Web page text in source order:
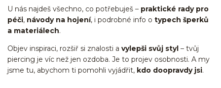
U nás najdeš všechno, co potřebuješ – praktické rady pro
péči, návody na hojení, i podrobné info o typech šperků
a materiálech.
Objev inspiraci, rozšiř si znalosti a vylepši svůj styl – tvůj
piercing je víc než jen ozdoba. Je to projev osobnosti. A my
jsme tu, abychom ti pomohli vyjádřit, kdo doopravdy jsi.